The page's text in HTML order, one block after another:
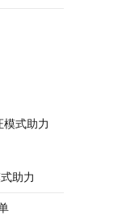
式助力
助力